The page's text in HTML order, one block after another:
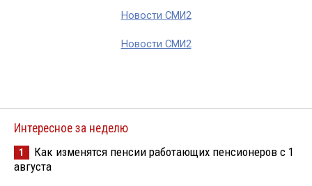
Новости СМИ2
Новости СМИ2
Интересное за неделю
1
Как изменятся пенсии работающих пенсионеров с 1
августа